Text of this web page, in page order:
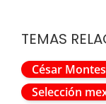
TEMAS
César Montes
Selección